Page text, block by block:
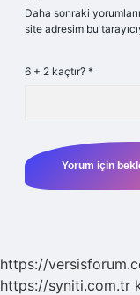
Daha sonraki
site adresim bu
6 + 2 kaçtır? *
https://
https://syniti.com.tr